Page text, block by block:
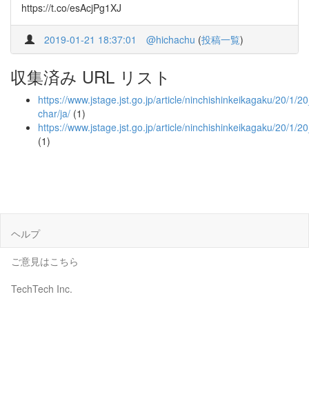
https://t.co/esAcjPg1XJ
2019-01-21 18:37:01 @hichachu (投稿一覧)
収集済み URL リスト
https://www.jstage.jst.go.jp/article/ninchishinkeikagaku/20/1/
char/ja/ (1)
https://www.jstage.jst.go.jp/article/ninchishinkeikagaku/20/1/
(1)
ヘルプ
ご意見はこちら
TechTech Inc.